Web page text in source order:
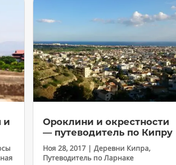
и
Ороклини и окрестности
— путеводитель по Кипру
Ноя 28, 2017 |Деревни Кипра,
Путеводитель по Ларнаке